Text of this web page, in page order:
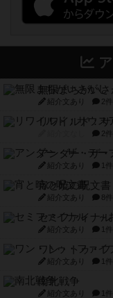
無限まちがいさ
紹介文あり 2
リワイルド：
2
アンダー・ザ
紹介文あり 1
宵と暁の呪文書
紹介文あり 8
セミファイナ
紹介文あり 1
ワン・トゥ・フ
紹介文あり 1
南北戦争
紹介文あり 1